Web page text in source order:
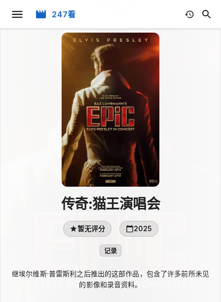
247看
传奇:猫王演唱会
暂无评分 2025
记录
继埃尔维斯·普雷斯利之后推出的这部作品，包含了许多前所未见
的影像和录音资料。